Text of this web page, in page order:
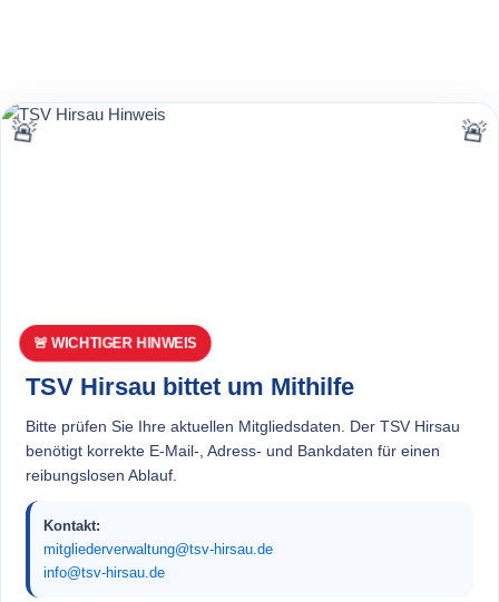
🚨 WICHTIGER HINWEIS
TSV Hirsau bittet um Mithilfe
Bitte prüfen Sie Ihre aktuellen Mitgliedsdaten. Der TSV Hirsau
benötigt korrekte E-Mail-, Adress- und Bankdaten für einen
reibungslosen Ablauf.
Kontakt:
mitgliederverwaltung@tsv-hirsau.de
info@tsv-hirsau.de